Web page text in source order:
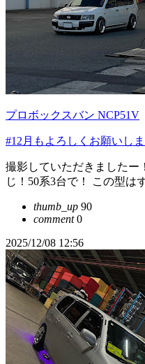
プロボックスバン NCP51V
#12月もよろしくお願いし
撮影していただきましたー
じ！50系3台で！ この型は
thumb_up 90
comment0
2025/12/08 12:56